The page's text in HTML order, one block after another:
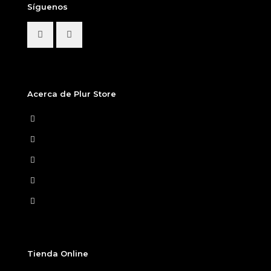
Síguenos
Acerca de Plur Store
Tienda Online